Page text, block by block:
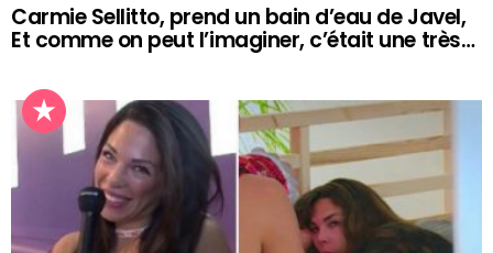
Carmie Sellitto, prend un bain d’eau de Javel,
Et comme on peut l’imaginer, c’était une très…